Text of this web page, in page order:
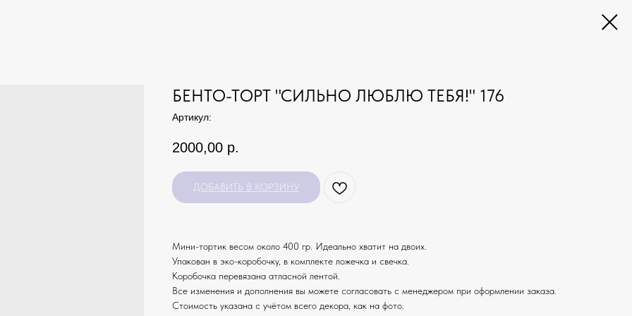
БЕНТО-ТОРТ "СИЛЬНО ЛЮБЛЮ ТЕБЯ!" 176
Артикул:
2000,00 р.
ДОБАВИТЬ В КОРЗИНУ
Мини-тортик весом около 400 гр. Идеально хватит на двоих.
Упакован в эко-коробочку, в комплекте ложечка и свечка.
Коробочка перевязана атласной лентой.
Все изменения и дополнения вы можете согласовать с менеджером при оформлении заказа.
Стоимость указана с учётом всего декора, как на фото.